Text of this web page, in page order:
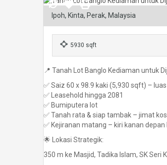
Ipoh, Kinta, Perak, Malaysia
5930 sqft
📍 Tanah Lot Banglo Kediaman untuk
✅ Saiz 60 x 98.9 kaki (5,930 sqft) –
✅ Leasehold hingga 2081
✅ Bumiputera lot
✅ Tanah rata & siap tambak – jimat
✅ Kejiranan matang – kiri kanan
🌟 Lokasi Strategik:
350 m ke Masjid, Tadika Islam, SK Seri